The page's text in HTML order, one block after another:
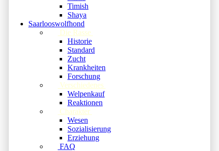
Timish
Shaya
Saarlooswolfhond
Die Rasse
Historie
Standard
Zucht
Krankheiten
Forschung
Verschiedenes
Welpenkauf
Reaktionen
Charakter
Wesen
Sozialisierung
Erziehung
FAQ